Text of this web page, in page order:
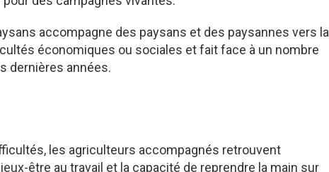
accompagne des paysans et des paysannes vers la
économiques ou sociales et fait face à un nombre
dernières années.
les agriculteurs accompagnés retrouvent
être au travail et la capacité de reprendre la main sur